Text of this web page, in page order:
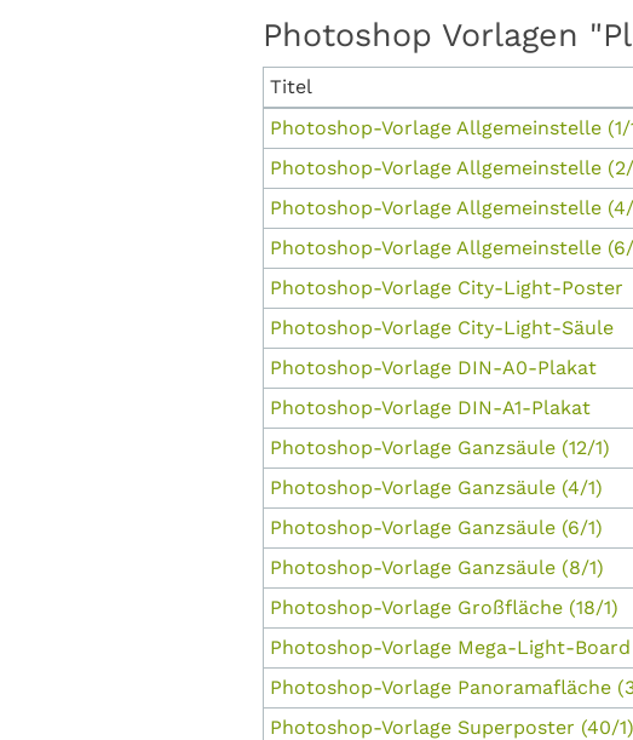
Photoshop Vorlagen
Titel
Photoshop-Vorlage Allgemeinstelle (1/
Photoshop-Vorlage Allgemeinstelle (2/
Photoshop-Vorlage Allgemeinstelle (4/
Photoshop-Vorlage Allgemeinstelle (6/
Photoshop-Vorlage City-Light-Poster
Photoshop-Vorlage City-Light-Säule
Photoshop-Vorlage DIN-A0-Plakat
Photoshop-Vorlage DIN-A1-Plakat
Photoshop-Vorlage Ganzsäule (12/1)
Photoshop-Vorlage Ganzsäule (4/1)
Photoshop-Vorlage Ganzsäule (6/1)
Photoshop-Vorlage Ganzsäule (8/1)
Photoshop-Vorlage Großfläche (18/1)
Photoshop-Vorlage Mega-Light-Board
Photoshop-Vorlage Panoramafläche
Photoshop-Vorlage Superposter (40/1)